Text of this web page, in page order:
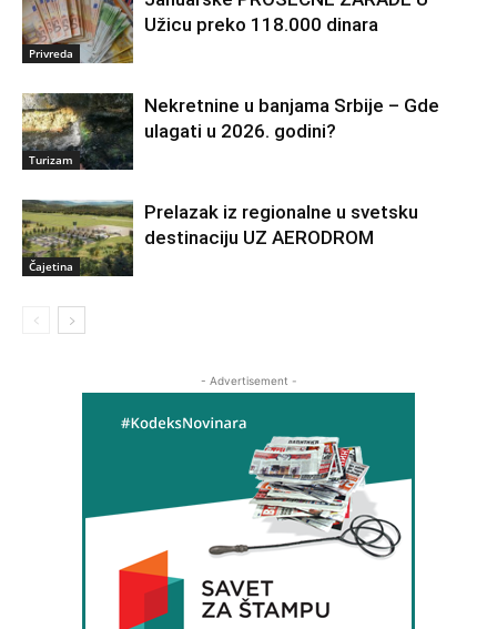
Privreda
Užicu preko 118.000 dinara
Turizam
Nekretnine u banjama Srbije – Gde
ulagati u 2026. godini?
Čajetina
Prelazak iz regionalne u svetsku
destinaciju UZ AERODROM
- Advertisement -